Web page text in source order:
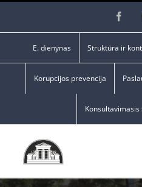
E. dienynas Struktūra ir
Korupcijos prevencija